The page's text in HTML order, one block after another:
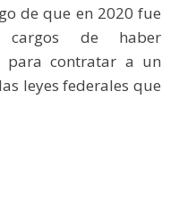
de que en 2020 fue
cargos de haber
para contratar a un
leyes federales que